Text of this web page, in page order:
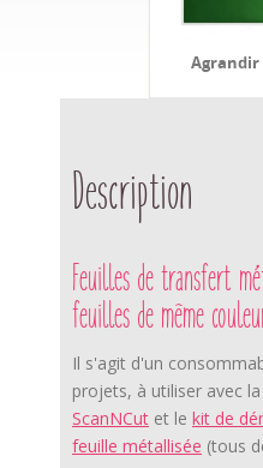
Agrandir
Description
Feuilles de transfert
feuilles de même
Il s'agit d'un
projets, à utiliser avec la
ScanNCut et le kit de
feuille métallisée (tous